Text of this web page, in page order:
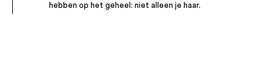
hebben op het geheel: niet alleen je haar.